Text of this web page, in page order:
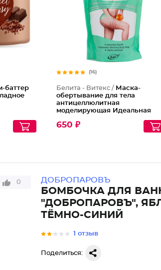
баттер
(16)
Белита - Витекс / Маска-
обертывание для тела
антицеллюлитная
моделирующая Идеальная
650 ₽
0 ДОБРОПАРОВЪ
БОМБОЧКА ДЛЯ
"ДОБРОПАРОВЪ",
ТЁМНО-СИНИЙ
1 отзыв
Поделиться: